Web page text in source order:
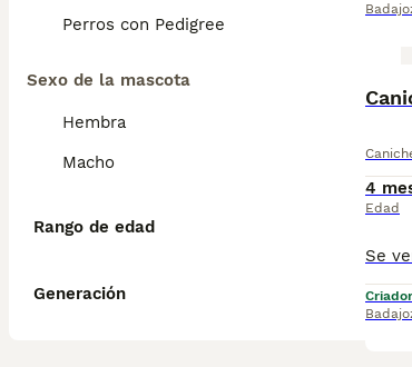
Perros con Pedigree
Sexo de la mascota
Hembra
Macho
Rango de edad
Generación
4
Edad
Criador